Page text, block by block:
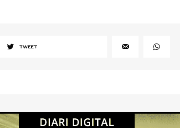
TWEET